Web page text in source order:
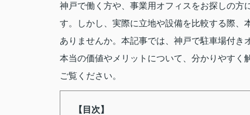
神戸で働く方や、事業用オフィスをお探しの
す。しかし、実際に立地や設備を比較する際
ありませんか。本記事では、神戸で駐車場付
本当の価値やメリットについて、分かりやす
ご覧ください。
【目次】